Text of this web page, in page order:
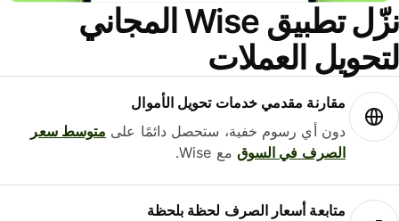
نزّل تطبيق Wise المجاني
العملات
مقارنة مقدمي خدمات تحويل الأموال
دون أي رسوم خفية، ستحصل دائمًا علىمتوسط ​​سعر
الصرف في السوقمع Wise.
متابعة أسعار الصرف لحظة بلحظة